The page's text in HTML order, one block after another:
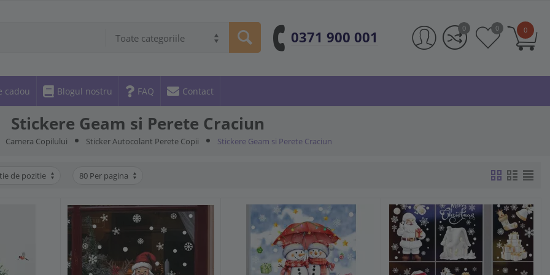
0371 900 001
Toate categoriile
0
0 0
cadou Blogul nostru FAQ Contact
Stickere Geam si Perete Craciun
Camera Copilului Sticker Autocolant Perete Copii Stickere Geam si Perete Craciun
de pozitie 80 Per pagina